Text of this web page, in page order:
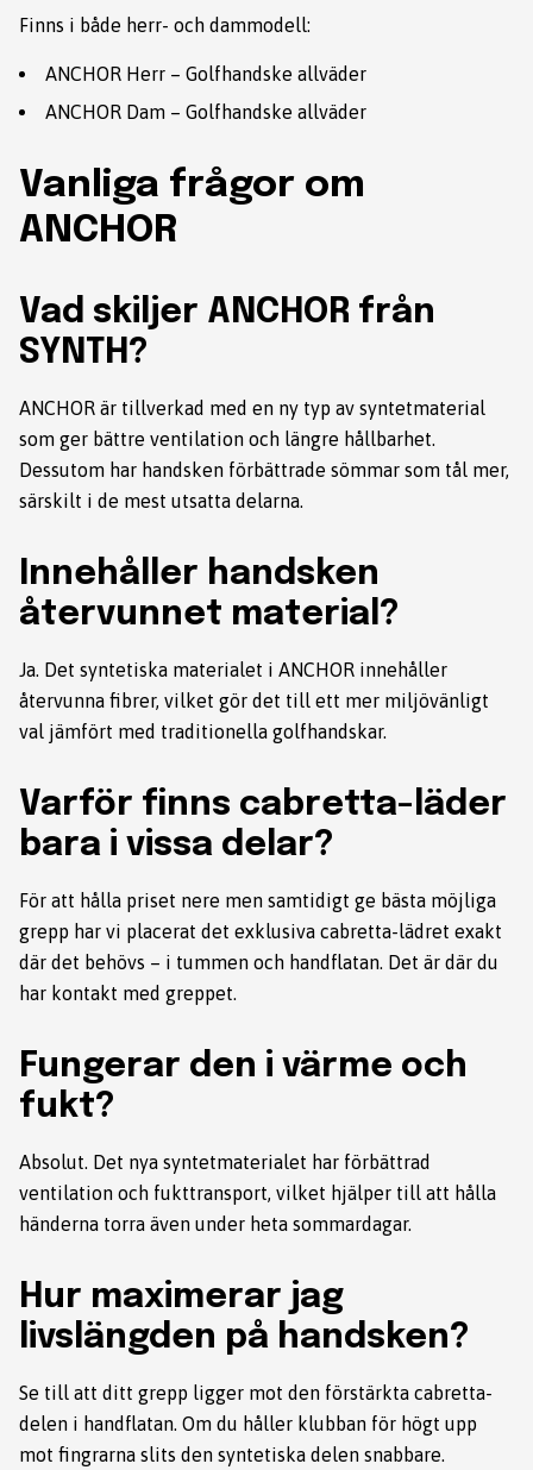
Finns i både herr- och dammodell:
ANCHOR Herr – Golfhandske allväder
ANCHOR Dam – Golfhandske allväder
Vanliga frågor om
ANCHOR
Vad skiljer ANCHOR från
SYNTH?
ANCHOR är tillverkad med en ny typ av syntetmaterial
som ger bättre ventilation och längre hållbarhet.
Dessutom har handsken förbättrade sömmar som tål mer,
särskilt i de mest utsatta delarna.
Innehåller handsken
återvunnet material?
Ja. Det syntetiska materialet i ANCHOR innehåller
återvunna fibrer, vilket gör det till ett mer miljövänligt
val jämfört med traditionella golfhandskar.
Varför finns cabretta-läder
bara i vissa delar?
För att hålla priset nere men samtidigt ge bästa möjliga
grepp har vi placerat det exklusiva cabretta-lädret exakt
där det behövs – i tummen och handflatan. Det är där du
har kontakt med greppet.
Fungerar den i värme och
fukt?
Absolut. Det nya syntetmaterialet har förbättrad
ventilation och fukttransport, vilket hjälper till att hålla
händerna torra även under heta sommardagar.
Hur maximerar jag
livslängden på handsken?
Se till att ditt grepp ligger mot den förstärkta cabretta-
delen i handflatan. Om du håller klubban för högt upp
mot fingrarna slits den syntetiska delen snabbare.